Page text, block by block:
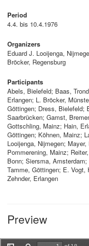
Period
4.4. bis 10.4.1976
Organizers
Eduard J. Looijenga,
Bröcker, Regensburg
Participants
Abels, Bielefeld; Baas,
Erlangen; L. Bröcker,
Göttingen; Dress, Bielefeld;
Saarbrücken; Gamst,
Gottschling, Mainz; Hain,
Göttingen; Köhnen, Mainz;
Looijenga, Nijmegen;
Pommerening, Mainz;
Bonn; Siersma,
Tamme, Göttingen; E. Vogt,
Zehnder, Erlangen
Preview